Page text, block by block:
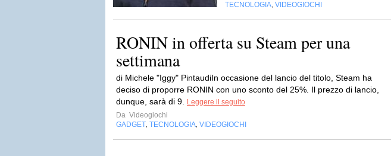
TECNOLOGIA VIDEOGIOCHI
RONIN in offerta su Steam per una
settimana
di Michele "Iggy" PintaudiIn occasione del lancio del titolo, Steam ha
deciso di proporre RONIN con uno sconto del 25%. Il prezzo di lancio,
dunque, sarà di 9.
Leggere il seguito
Da Videogiochi
GADGET TECNOLOGIA VIDEOGIOCHI